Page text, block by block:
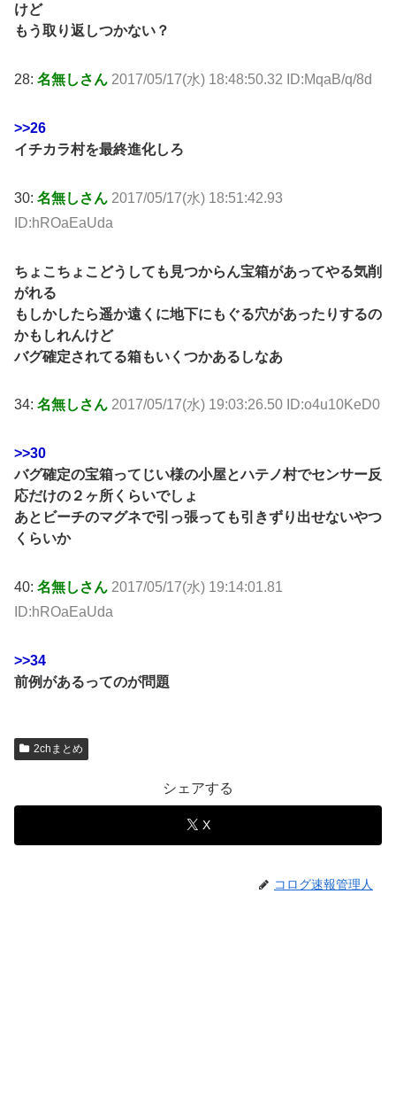
けど
もう取り返しつかない？
28: 名無しさん 2017/05/17(水) 18:48:50.32 ID:MqaB/q/8d
>>26
イチカラ村を最終進化しろ
30: 名無しさん 2017/05/17(水) 18:51:42.93
ID:hROaEaUda
ちょこちょこどうしても見つからん宝箱があってやる気削
がれる
もしかしたら遥か遠くに地下にもぐる穴があったりするの
かもしれんけど
バグ確定されてる箱もいくつかあるしなあ
34: 名無しさん 2017/05/17(水) 19:03:26.50 ID:o4u10KeD0
>>30
バグ確定の宝箱ってじい様の小屋とハテノ村でセンサー反
応だけの２ヶ所くらいでしょ
あとビーチのマグネで引っ張っても引きずり出せないやつ
くらいか
40: 名無しさん 2017/05/17(水) 19:14:01.81
ID:hROaEaUda
>>34
前例があるってのが問題
2chまとめ
シェアする
X
コログ速報管理人